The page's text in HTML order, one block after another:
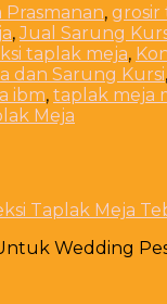
Prasmanan, grosir
,Jual Sarung
taplak meja,
dan Sarung Kursi,
ibm, taplak meja
Meja
Taplak Meja
Wedding